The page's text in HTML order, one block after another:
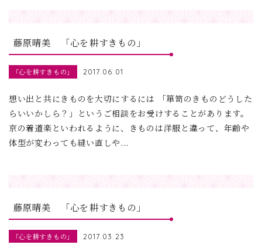
藤原晴美 「心を耕すきもの」
「心を耕すきもの」 2017.06.01
想い出と共にきものを大切にするには 「箪笥のきものどうした
らいいかしら？」というご相談をお受けすることがあります。
京の着道楽といわれるように、きものは洋服と違って、年齢や
体型が変わっても縫い直しや...
藤原晴美 「心を耕すきもの」
「心を耕すきもの」 2017.03.23